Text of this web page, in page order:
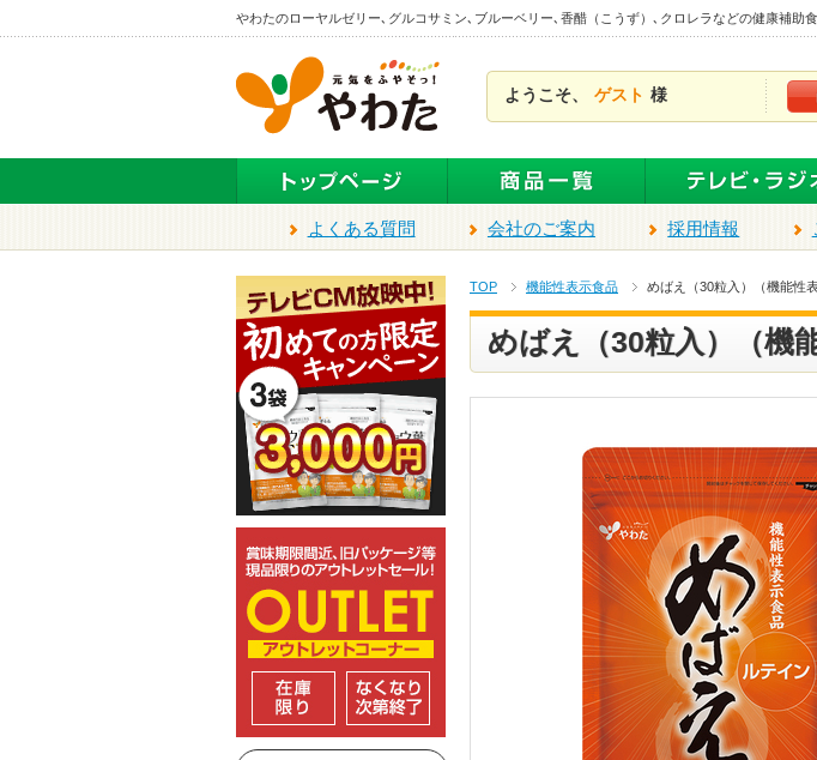
本
文
ま
で
キ
やわたのローヤルゼリー､グルコサミン､ブルーベリー､香醋（こうず）､クロレラなどの健康補助
ようこそ、 ゲスト 様
よくある質問 会社のご案内 採用情報
TOP 機能性表示食品 めばえ（30粒入）（機能性表
めばえ（30粒入）（機